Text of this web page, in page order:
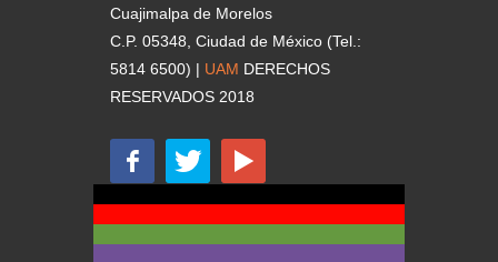
Cuajimalpa de Morelos
C.P. 05348, Ciudad de México (Tel.:
5814 6500) | UAM DERECHOS
RESERVADOS 2018